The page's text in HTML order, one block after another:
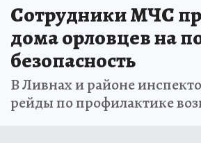
Сотрудники МЧС
дома орловцев на
безопасность
В Ливнах и районе
рейды по профилактике